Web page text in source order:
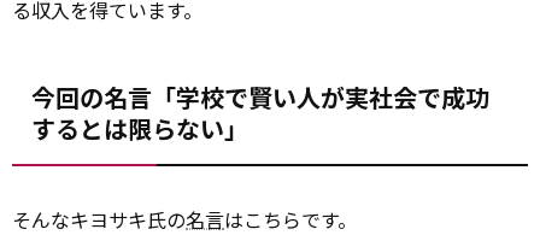
る収入を得ています。
今回の名言「学校で賢い人が実社会で成功
するとは限らない」
そんなキヨサキ氏の名言はこちらです。